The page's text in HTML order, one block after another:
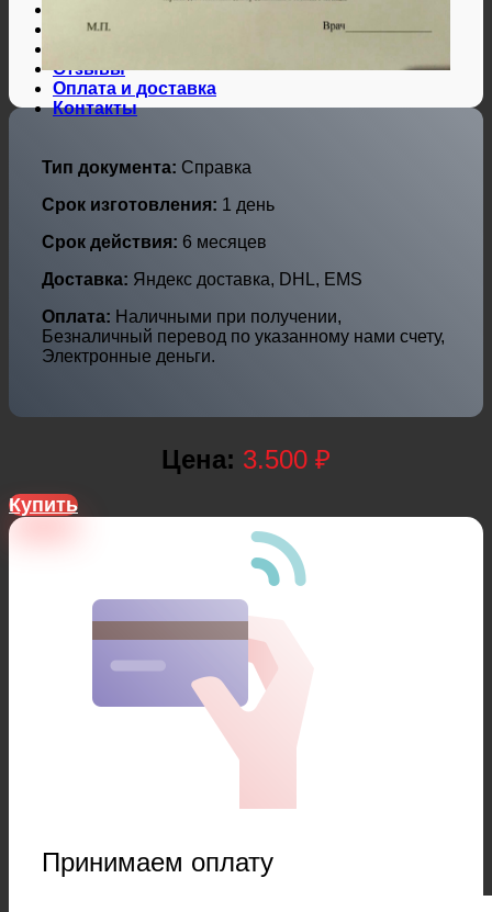
Свидетельства ЗАГС
Отзывы
Оплата и доставка
Контакты
Тип документа: Справка
Срок изготовления: 1 день
Срок действия: 6 месяцев
Доставка: Яндекс доставка, DHL, EMS
Оплата: Наличными при получении,
Безналичный перевод по указанному нами счету,
Электронные деньги.
Цена: 3.500 ₽
Купить
Принимаем оплату